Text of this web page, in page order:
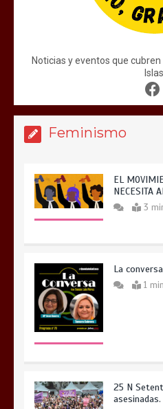
Noticias y eventos que
Islas
Feminismo
EL
NECESITA
3
La
1 min
25 N
asesinadas.